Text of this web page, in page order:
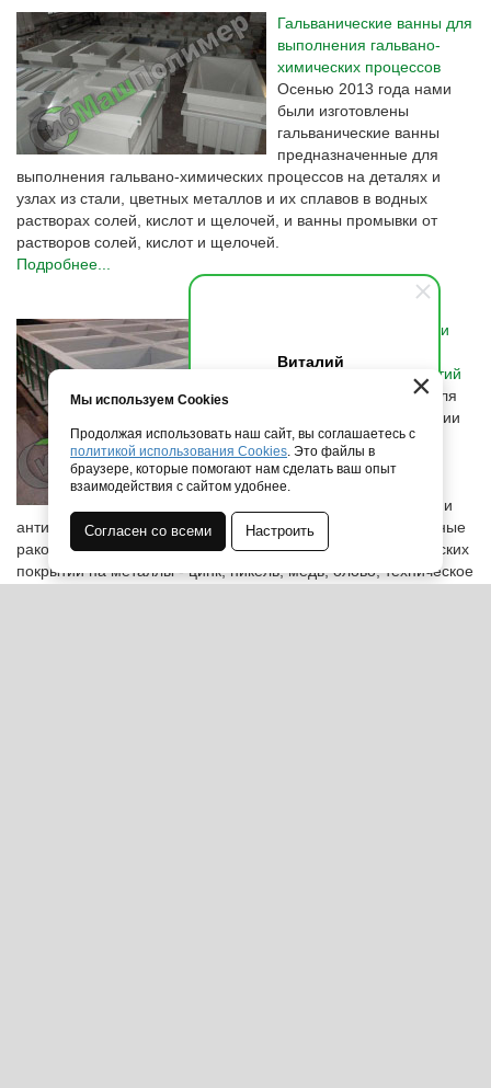
Виталий
если у вас появятся вопросы.
Гальванические ванны для
выполнения гальвано-
химических процессов
Осенью 2013 года нами
были изготовлены
гальванические ванны
предназначенные для
выполнения гальвано-химических процессов на деталях и
узлах из стали, цветных металлов и их сплавов в водных
растворах солей, кислот и щелочей, и ванны промывки от
растворов солей, кислот и щелочей.
Подробнее...
Химстойкие раковины и
гальванических покрытий
В декабре 2013 года для
новосибирской компании
работающей в области
профессиональной
гальваники,
промышленной химии и
антикоррозийной обработки были изготовлены лабораторные
раковины и 29 ванн для нанесения различных гальванических
покрытий на металлы - цинк, никель, медь, олово, техническое
×
Мы используем Cookies
Продолжая использовать наш сайт, вы соглашаетесь с
политикой использования Cookies. Это файлы в
браузере, которые помогают нам сделать ваш опыт
взаимодействия с сайтом удобнее.
Согласен со всеми Настроить